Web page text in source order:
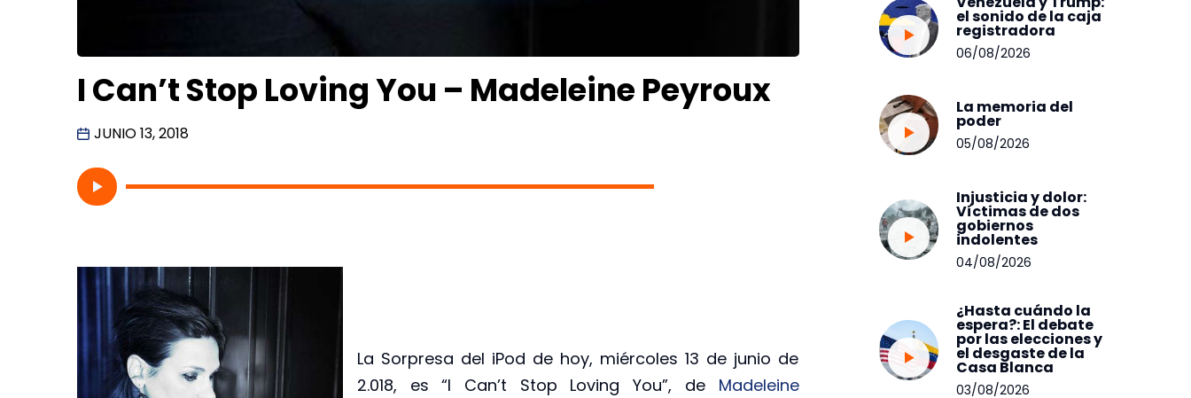
I Can’t Stop Loving You – Madeleine Peyroux
JUNIO 13, 2018
La Sorpresa del iPod de hoy, miércoles 13 de junio de
2.018, es “I Can’t Stop Loving You”, de Madeleine
el sonido de la caja
registradora
06/08/2026
La memoria del
poder
05/08/2026
Injusticia y dolor:
Víctimas de dos
gobiernos
indolentes
04/08/2026
¿Hasta cuándo la
espera?: El debate
por las elecciones y
el desgaste de la
Casa Blanca
03/08/2026